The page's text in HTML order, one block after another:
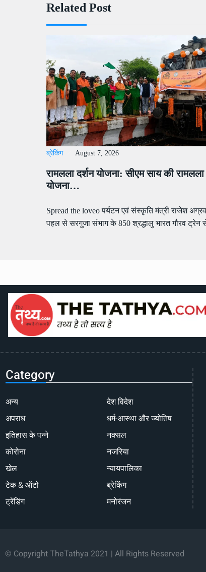
Related Post
ब्रेकिंग August 7, 2026
रामलला दर्शन योजना: सीएम साय की रामलला
योजना…
Spread the loveo पर्यटन एवं संस्कृति मंत्री राजेश
पहल से सरगुजा संभाग के 850 श्रद्धालु भारत गौरव
Category
अन्य
अपराध
इतिहास के पन्ने
कोरोना
खेल
टेक & ऑटो
ट्रेंडिंग
देश विदेश
धर्म-आस्था और ज्योतिष
नक्सल
नजरिया
न्यायपालिका
ब्रेकिंग
मनोरंजन
© Copyright TheTathya 2021 | All Rights Reserved